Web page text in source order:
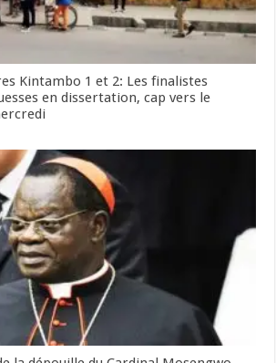
Kintambo 1 et 2: Les finalistes
en dissertation, cap vers le